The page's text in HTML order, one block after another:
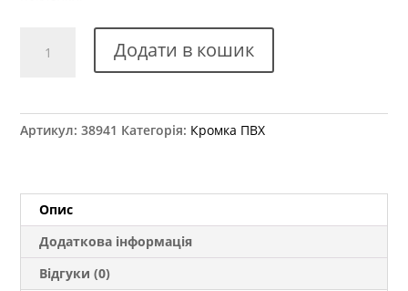
кірка
кількість
Додати в кошик
Артикул:38941 Категорія: Кромка ПВХ
Опис
Додаткова інформація
Відгуки (0)